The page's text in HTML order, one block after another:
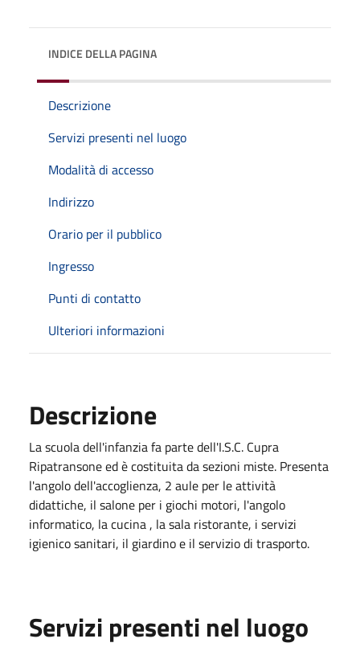
INDICE DELLA PAGINA
Descrizione
Servizi presenti nel luogo
Modalità di accesso
Indirizzo
Orario per il pubblico
Ingresso
Punti di contatto
Ulteriori informazioni
Descrizione
La scuola dell'infanzia fa parte dell'I.S.C. Cupra
Ripatransone ed è costituita da sezioni miste. Presenta
l'angolo dell'accoglienza, 2 aule per le attività
didattiche, il salone per i giochi motori, l'angolo
informatico, la cucina , la sala ristorante, i servizi
igienico sanitari, il giardino e il servizio di trasporto.
Servizi presenti nel luogo